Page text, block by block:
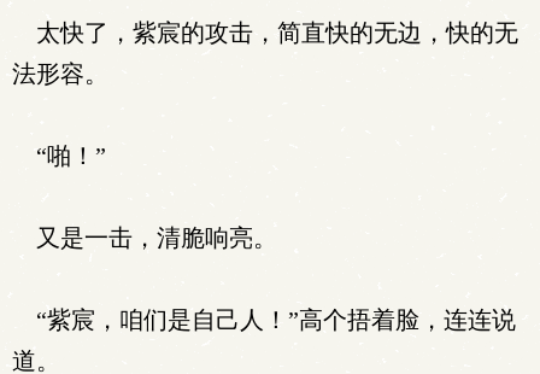
太快了，紫宸的攻击，简直快的无边，快的无
法形容。
“啪！”
又是一击，清脆响亮。
“紫宸，咱们是自己人！”高个捂着脸，连连说
道。